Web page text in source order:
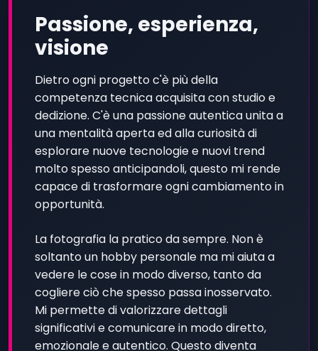
Passione, esperienza,
visione
Dietro ogni progetto c'è più della
competenza tecnica acquisita con studio e
dedizione. C'è una passione autentica unita a
una mentalità aperta ed alla curiosità di
esplorare nuove tecnologie e nuovi trend
molto spesso anticipandoli, questo mi rende
capace di trasformare ogni cambiamento in
opportunità.
La fotografia la pratico da sempre. Non è
soltanto un hobby personale ma mi aiuta a
vedere le cose in modo diverso, tanto da
cogliere ciò che spesso passa inosservato.
Mi permette di valorizzare dettagli
significativi e comunicare in modo diretto,
emozionale e autentico. Questo diventa